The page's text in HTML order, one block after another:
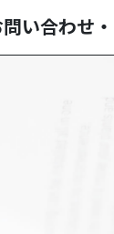
い合わせ・